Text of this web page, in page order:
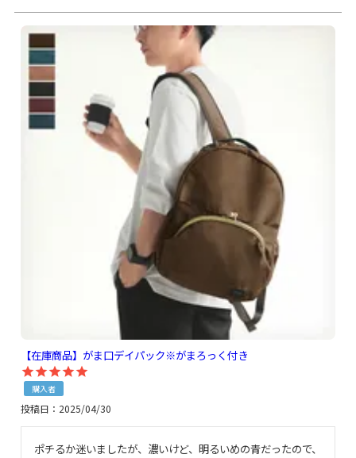
【在庫商品】がま口デイパック※がまろっく付き
購入者
投稿日 2025/04/30
ポチるか迷いましたが、濃いけど、明るいめの青だったので、